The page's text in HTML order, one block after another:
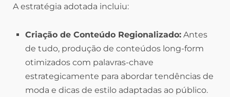
A estratégia adotada incluiu:
Criação de Conteúdo Regionalizado: Antes
de tudo, produção de conteúdos long-form
otimizados com palavras-chave
estrategicamente para abordar tendências de
moda e dicas de estilo adaptadas ao público.